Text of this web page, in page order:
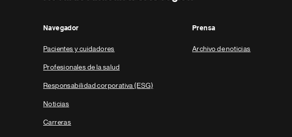
Navegador
Pacientes y cuidadores
Profesionales de la salud
Responsabilidad corporativa (ESG)
Noticias
Carreras
Prensa
Archivo de noticias